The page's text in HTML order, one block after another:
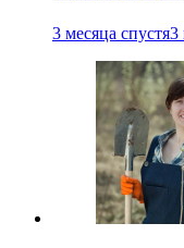
3 месяца спустя3